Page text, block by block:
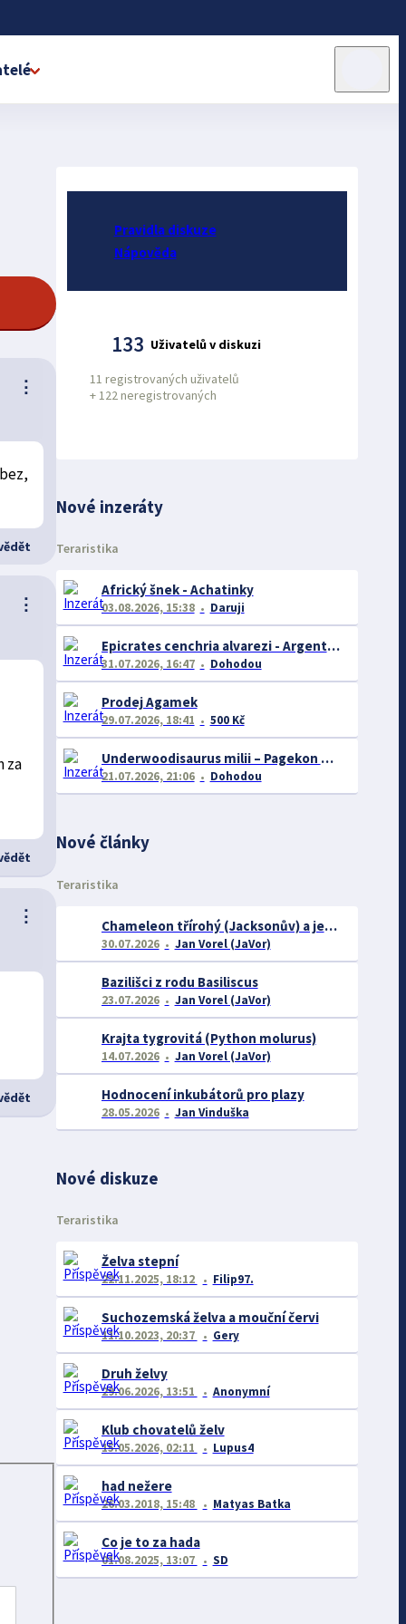
⋮
⋮
za
⋮
Pravidla diskuze
Nápověda
133 Uživatelů v diskuzi
11 registrovaných uživatelů
+122 neregistrovaných
Nové inzeráty
Teraristika
Africký šnek - Achatinky
03.08.2026, 15:38 Daruji
Epicrates cenchria alvarezi - Argentine Rainbow Boa
31.07.2026, 16:47 Dohodou
Prodej Agamek
29.07.2026, 18:41 500 Kč
Underwoodisaurus milii – Pagekon miliův
21.07.2026, 21:06 Dohodou
Nové články
Teraristika
Chameleon třírohý (Jacksonův) a jeho chov
30.07.2026 Jan Vorel (JaVor)
Bazilišci z rodu Basiliscus
23.07.2026 Jan Vorel (JaVor)
Krajta tygrovitá (Python molurus)
14.07.2026 Jan Vorel (JaVor)
Hodnocení inkubátorů pro plazy
28.05.2026 Jan Vinduška
Nové diskuze
Teraristika
Želva stepní
22.11.2025, 18:12 Filip97.
Suchozemská želva a mouční červi
11.10.2023, 20:37 Gery
Druh želvy
29.06.2026, 13:51 Anonymní
Klub chovatelů želv
15.05.2026, 02:11 Lupus4
had nežere
26.03.2018, 15:48 Matyas Batka
Co je to za hada
01.08.2025, 13:07 SD